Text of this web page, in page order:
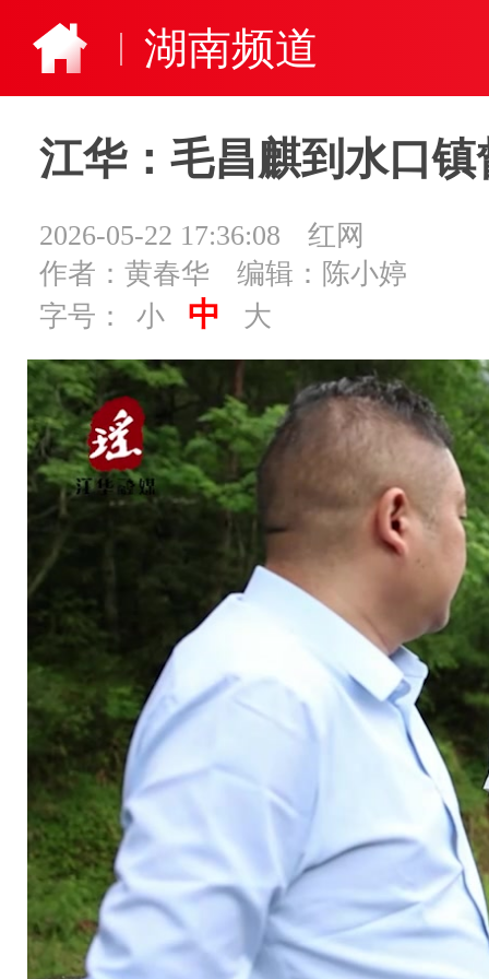
湖南频道
江华：毛昌麒到水口
2026-05-22 17:36:08
红网
作者：黄春华
编辑：陈小婷
字号：
小 中 大